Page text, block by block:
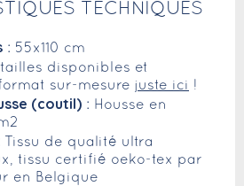
TECHNIQUES
: 55x110 cm
tailles disponibles et
sur-mesure juste ici !
(coutil) : Housse en
Tissu de qualité ultra
tissu certifié oeko-tex par
en Belgique